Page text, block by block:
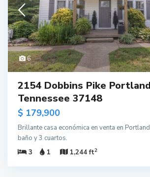
6
2154 Dobbins Pike Portland
Tennessee 37148
$ 179,900
Brillante casa económica en venta en
baño y 3 cuartos.
3
1 1,244 ft2